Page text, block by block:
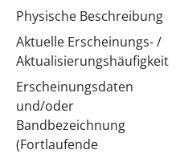
Physische Beschreibung
Aktuelle Erscheinungs- /
Aktualisierungshäufigkeit
Erscheinungsdaten
und/oder
Bandbezeichnung
(Fortlaufende